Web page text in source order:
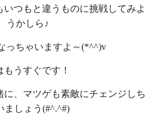
つもと違うものに挑戦してみよ
うかしら♪
っちゃいますよ～(*^^)v
もうすぐです！
、マツゲも素敵にチェンジしち
ましょう(#^.^#)